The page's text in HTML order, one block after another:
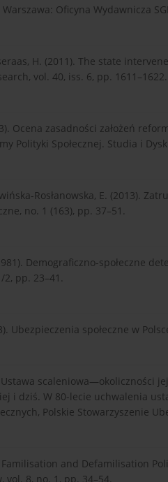
Oficyna Wydawnicza
H. (2011). The state
vol. 40, iss. 6, pp. 1611–1622.
Ocena zasadności założeń
Polityki Społecznej. Studia i
Rosłanowska, E. (2013).
no. 1 (163), pp. 37–51.
Demograficzno-społeczne
2, pp. 23–41.
Ubezpieczenia społeczne w
Ustawa scaleniowa—okoliczności
i dziś. W 80-lecie uchwalenia
Polskie Stowarzyszenie
Familisation and Defamilisation
vol. 8, no. 1, pp. 34–54.